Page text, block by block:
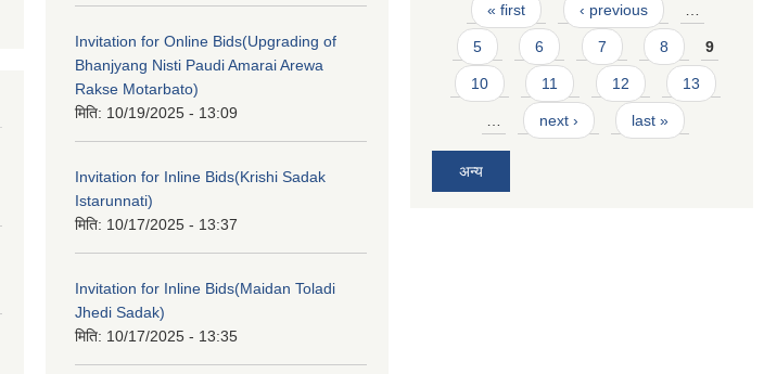
Invitation for Online Bids(Upgrading of
Bhanjyang Nisti Paudi Amarai Arewa
Rakse Motarbato)
मिति: 10/19/2025 - 13:09
Invitation for Inline Bids(Krishi Sadak
Istarunnati)
मिति: 10/17/2025 - 13:37
Invitation for Inline Bids(Maidan Toladi
Jhedi Sadak)
मिति: 10/17/2025 - 13:35
Pages
« first ‹ previous …
5 6 7 8 9
10 11 12 13
… next › last »
अन्य